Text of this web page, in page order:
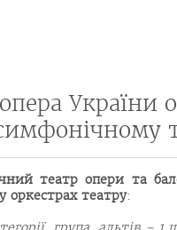
України
театр опери та
оркестрах театру: